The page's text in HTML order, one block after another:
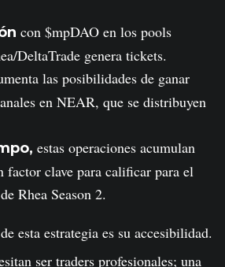
con $mpDAO en los pools
DeltaTrade genera tickets.
las posibilidades de ganar
en NEAR, que se distribuyen
estas operaciones acumulan
factor clave para calificar para el
Rhea Season 2.
esta estrategia es su accesibilidad.
ser traders profesionales; una